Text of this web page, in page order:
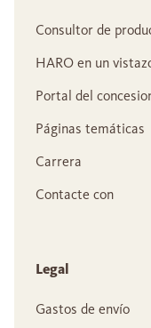
Consultor de
HARO en un
Portal del
Páginas temáticas
Carrera
Contacte con
Legal
Gastos de envío